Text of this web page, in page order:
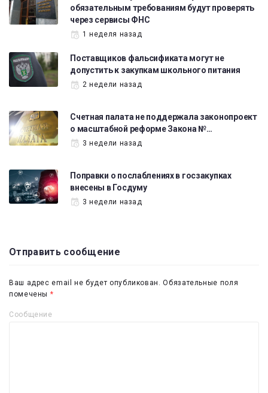
обязательным требованиям будут проверять
через сервисы ФНС
1 неделя назад
Поставщиков фальсификата могут не
допустить к закупкам школьного питания
2 недели назад
Счетная палата не поддержала законопроект
о масштабной реформе Закона №…
3 недели назад
Поправки о послаблениях в госзакупках
внесены в Госдуму
3 недели назад
Отправить сообщение
Ваш адрес email не будет опубликован. Обязательные поля
помечены *
Сообщение